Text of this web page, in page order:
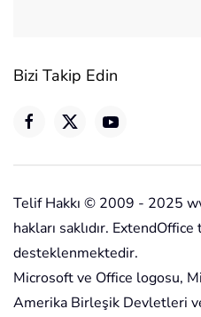
Bizi Takip Edin
Telif Hakkı © 2009 - 2025
hakları saklıdır. ExtendOffice
desteklenmektedir.
Microsoft ve Office logosu,
Amerika Birleşik Devletleri